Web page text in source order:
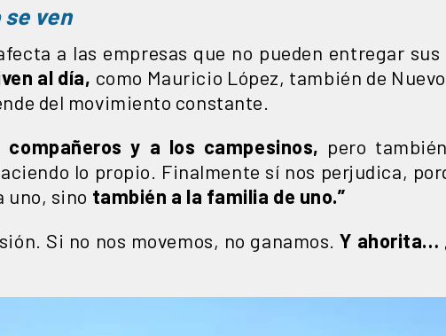
ven
a las empresas que no pueden entregar
al día, como Mauricio López, también de
del movimiento constante.
y a los campesinos, pero
lo propio. Finalmente sí nos perjudica,
uno, sino también a la familia de uno.”
Si no nos movemos, no ganamos. Y ahorita…